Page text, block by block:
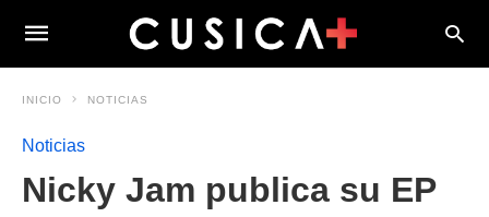
INICIO NOTICIAS
Noticias
Nicky Jam publica su EP